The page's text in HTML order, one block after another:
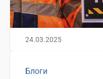
24.03.2025
Блоги